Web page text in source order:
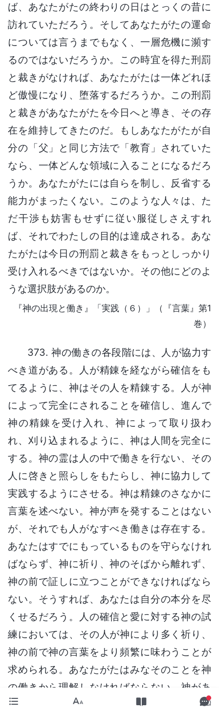
ば、あなたがたの終わりの日はとっくの昔に
訪れていただろう。そしてあなたがたの運命
については言うまでもなく、一層危機に瀕す
るのではないだろうか。この時宜を得た刑罰
と裁きがなければ、あなたがたは一体どれほ
ど傲慢になり、堕落するだろうか。この刑罰
と裁きがあなたがたを今日へと導き、その存
在を維持してきたのだ。もしあなたがたが自
分の「父」と同じ方法で「教育」されていた
なら、一体どんな領域に入ることになるだろ
うか。あなたがたには自らを制し、反省する
能力がまったくない。このような人々は、た
だ干渉も妨害もせずに従い服従しさえすれ
ば、それでわたしの目的は達成される。あな
たがたは今日の刑罰と裁きをもっとしっかり
受け入れるべきではないか。その他にどのよ
うな選択肢があるのか。
『神の出現と働き』「実践（６）」（『言葉』第1
巻）
373. 神の働きの各段階には、人が協力す
べき道がある。人が精錬を経ながら確信をも
てるように、神はその人を精錬する。人が神
によって完全にされることを確信し、進んで
神の精錬を受け入れ、神によって取り扱わ
れ、刈り込まれるように、神は人間を完全に
する。神の霊は人の中で働きを行ない、その
人に啓きと照らしをもたらし、神に協力して
実践するようにさせる。神は精錬のさなかに
言葉を述べない。神が声を発することはない
が、それでも人がなすべき働きは存在する。
あなたはすでにもっているものを守らなけれ
ばならず、神に祈り、神のそばから離れず、
神の前で証しに立つことができなければなら
ない。そうすれば、あなたは自分の本分を尽
くせるだろう。人の確信と愛に対する神の試
練においては、その人が神により多く祈り、
神の前で神の言葉をより頻繁に味わうことが
求められる。あなたがたはみなそのことを神
の働きから理解しなければならない。神があ
なたを啓き、あなたに神の旨を理解させてい